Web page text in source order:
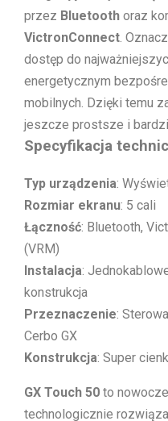
przez Bluetooth oraz
VictronConnect.
dostęp do
energetycznym
mobilnych. Dzięki temu
jeszcze prostsze i
Specyfikacja
Typ urządzenia:
Rozmiar ekranu: 5 cali
Łączność: Bluetooth,
(VRM)
Instalacja:
konstrukcja
Przeznaczenie:
Cerbo GX
Konstrukcja: Super
GX Touch 50 to
technologicznie